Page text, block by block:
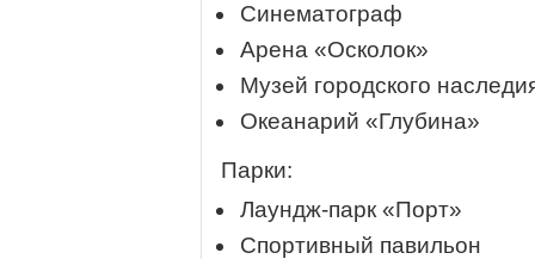
Синематограф
Арена «Осколок»
Музей городского
Океанарий «Глубина»
Парки:
Лаундж-парк «Порт»
Спортивный павильон